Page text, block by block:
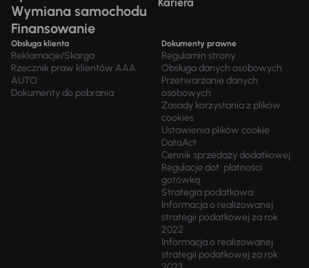
Wymiana samochodu
Finansowanie
Obsługa klienta
Reklamacje/Skarga
Rzecznik praw klientów AAA
AUTO
Dokumenty do pobrania
Dokumenty prawne
Regulamin strony
Obsługa danych osobowych
Przetwarzanie danych
osobowych
Zasady korzystania z plików
cookies
Ustawienia plików cookie
DataAct
Cennik sprzedaży dodatkowej
Regulacje dot. płatności
gotówką
Strategia podatkowa
Informacja o realizowanej
strategii podatkowej za rok
2022
Informacja o realizowanej
strategii podatkowej za rok